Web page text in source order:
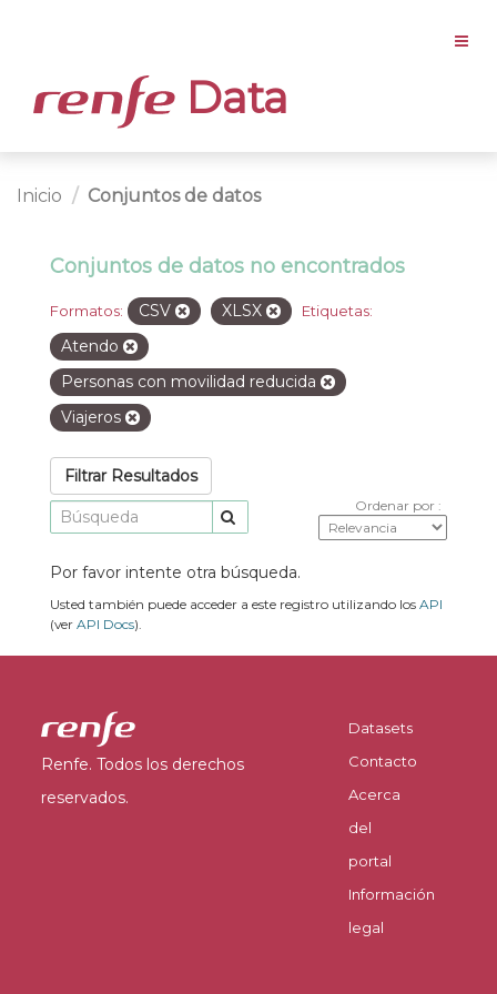
Data
Inicio Conjuntos de datos
Conjuntos de datos no encontrados
Formatos: CSV XLSX Etiquetas:
Atendo
Personas con movilidad reducida
Viajeros
Filtrar Resultados
Ordenar por
Por favor intente otra búsqueda.
Usted también puede acceder a este registro utilizando los API
(ver API Docs).
Renfe. Todos los derechos
reservados.
Datasets
Contacto
Acerca
del
portal
Información
legal